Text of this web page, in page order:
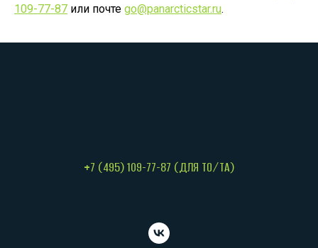
109-77-87 или почте go@panarcticstar.ru.
+7 (495) 109-77-87 (ДЛЯ ТО/ТА)